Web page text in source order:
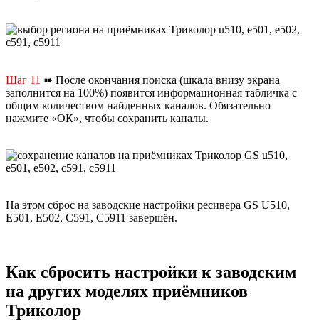
Шаг 11 ➠ После окончания поиска (шкала внизу экрана
заполнится на 100%) появится информационная табличка с
общим количеством найденных каналов. Обязательно
нажмите «ОК», чтобы сохранить каналы.
На этом сброс на заводские настройки ресивера GS U510,
E501, E502, С591, С5911 завершён.
Как сбросить настройки к заводским
на других моделях приёмников
Триколор